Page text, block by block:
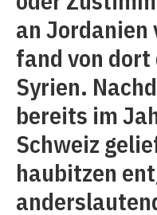
an Jordanien
fand von dort
Syrien.
bereits im
Schweiz
haubitzen